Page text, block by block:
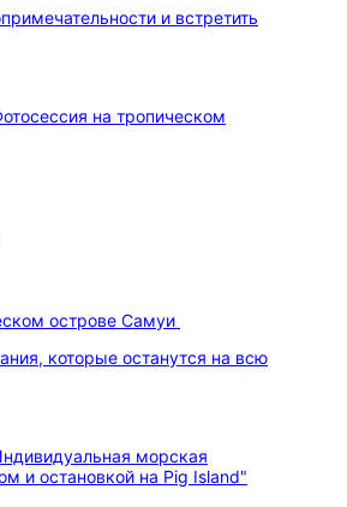
и встретить
острове Самуи
которые останутся на всю